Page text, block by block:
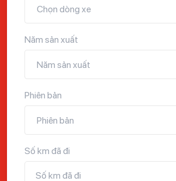
Chọn dòng xe
Năm sản xuất
Năm sản xuất
Phiên bản
Phiên bản
Số km đã đi